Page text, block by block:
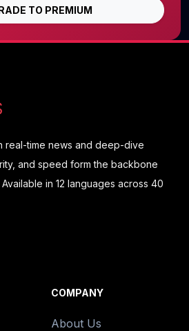
TO PREMIUM
real-time news and deep-dive
and speed form the backbone
in 12 languages across 40
COMPANY
About Us